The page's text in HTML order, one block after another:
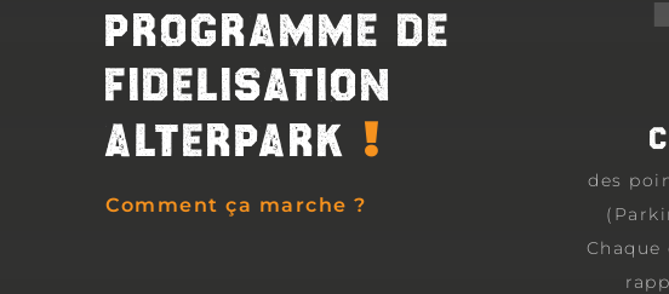
PROGRAMME DE
FIDELISATION
ALTERPARK !
Comment ça marche ?
des
Chaque